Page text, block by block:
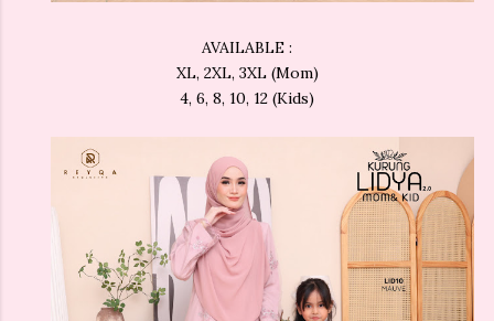
AVAILABLE :
XL, 2XL, 3XL (Mom)
4, 6, 8, 10, 12 (Kids)